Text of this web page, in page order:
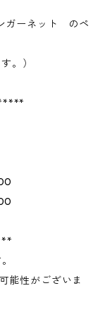
ガーネット のペ
。）
能性がございま